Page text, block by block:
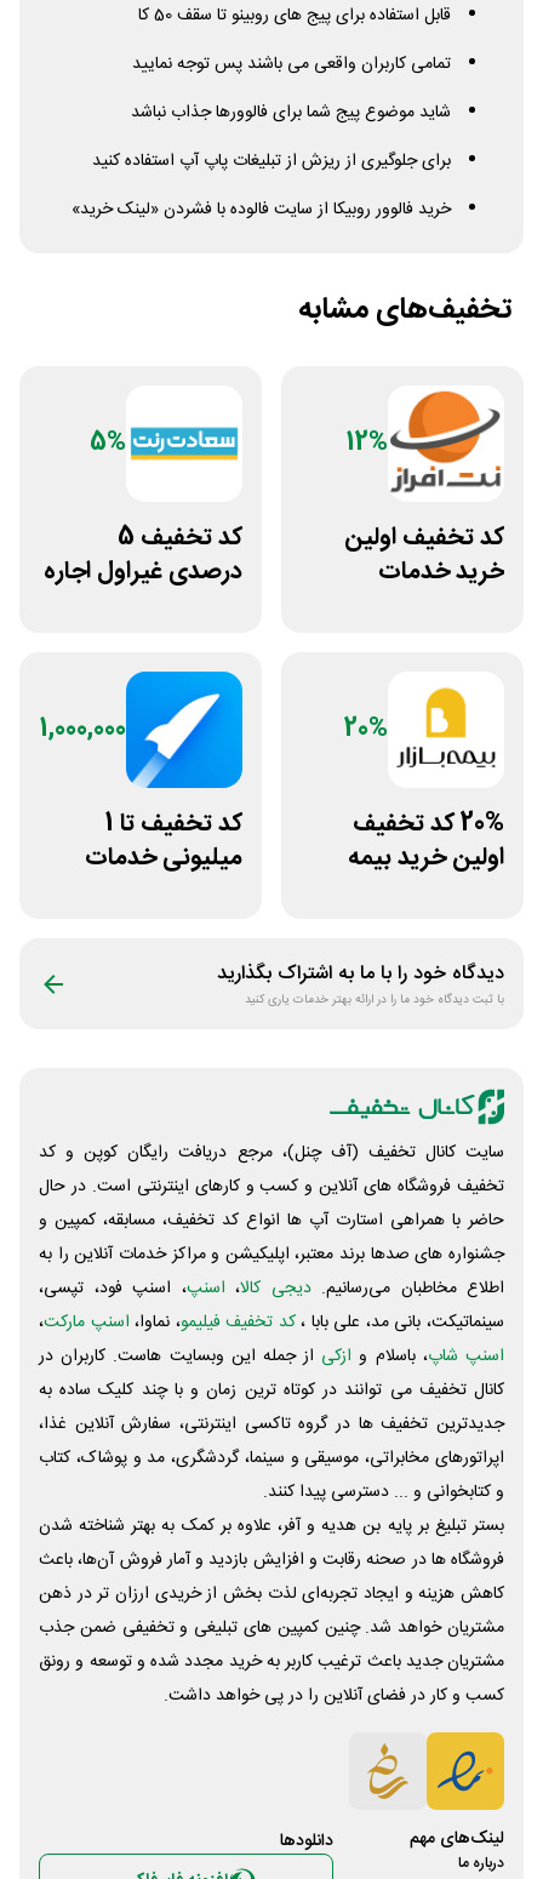
قابل استفاده برای پیج های روبینو تا سقف 50 کا
تمامی کاربران واقعی می باشند پس توجه نمایید
شاید موضوع پیج شما برای فالوورها جذاب نباشد
برای جلوگیری از ریزش از تبلیغات پاپ آپ استفاده کنید
خرید فالوور روبیکا از سایت فالوده با فشردن «لینک خرید»
تخفیف‌های مشابه
12%
کد تخفیف اولین
خرید خدمات
5%
کد تخفیف 5
درصدی غیراول اجاره
20%
20% کد تخفیف
اولین خرید بیمه
1,000,000
کد تخفیف تا 1
میلیونی خدمات
دیدگاه خود را با ما به اشتراک بگذارید
با ثبت دیدگاه خود ما را در ارائه بهتر خدمات یاری کنید
سایت کانال تخفیف (آف چنل)، مرجع دریافت رایگان کوپن و کد
تخفیف فروشگاه های آنلاین و کسب و‌ کارهای اینترنتی است. در حال
حاضر با همراهی استارت آپ ها انواع کد تخفیف، مسابقه، کمپین و
جشنواره های صدها برند معتبر، اپلیکیشن و مراکز خدمات آنلاین را به
اطلاع مخاطبان می‌رسانیم. دیجی کالا، اسنپ، اسنپ فود، تپسی،
سینماتیکت، بانی مد، علی‌ بابا ،کد تخفیف فیلیمو، نماوا، اسنپ مارکت،
اسنپ شاپ، باسلام و ازکی از جمله این وبسایت ‌هاست. کاربران در
کانال تخفیف می توانند در کوتاه ترین زمان و با چند کلیک ساده به
جدیدترین تخفیف ها در گروه تاکسی اینترنتی، سفارش آنلاین غذا،
اپراتورهای مخابراتی، موسیقی و سینما، گردشگری، مد و پوشاک، کتاب
و کتابخوانی و ... دسترسی پیدا کنند.
بستر تبلیغ بر پایه بن هدیه و آفر، علاوه بر کمک به بهتر شناخته شدن
فروشگاه ها در صحنه رقابت و افزایش بازدید و آمار فروش آن‌ها، باعث
کاهش هزینه و ایجاد تجربه‌ای لذت بخش از خریدی ارزان تر در ذهن
مشتریان خواهد شد. چنین کمپین های تبلیغی و تخفیفی ضمن جذب
مشتریان جدید باعث ترغیب کاربر به خرید مجدد شده و توسعه و رونق
کسب و کار در فضای آنلاین را در پی خواهد داشت.
لینک‌های مهم
درباره ما
دانلود‌ها